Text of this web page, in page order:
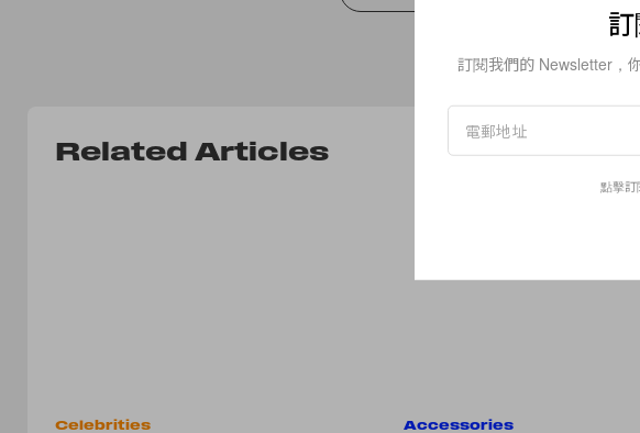
Related Articles
Celebrities Accessories
訂閱我們的 Newsletter，
點擊訂